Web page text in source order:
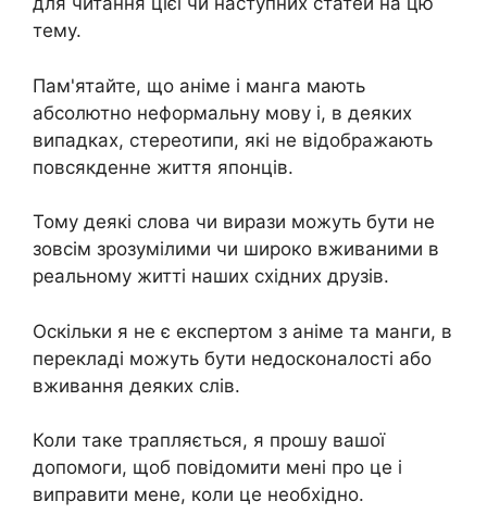
тему.
Пам'ятайте, що аніме і манга мають
абсолютно неформальну мову і, в деяких
випадках, стереотипи, які не відображають
повсякденне життя японців.
Тому деякі слова чи вирази можуть бути не
зовсім зрозумілими чи широко вживаними в
реальному житті наших східних друзів.
Оскільки я не є експертом з аніме та манги, в
перекладі можуть бути недосконалості або
вживання деяких слів.
Коли таке трапляється, я прошу вашої
допомоги, щоб повідомити мені про це і
виправити мене, коли це необхідно.